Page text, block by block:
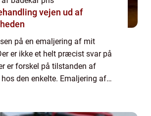
vejen ud af
på en emaljering af mit
er ikke et helt præcist svar på
er forskel på tilstanden af
den enkelte. Emaljering af